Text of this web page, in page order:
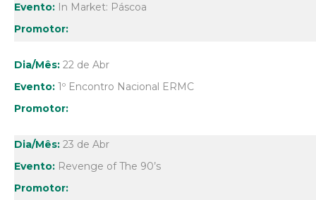
In Market: Páscoa
22 de Abr
1º Encontro Nacional ERMC
23 de Abr
Revenge of The 90’s